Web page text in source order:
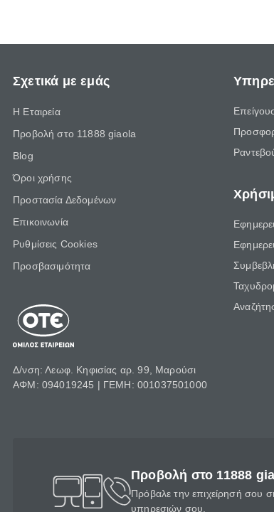
Σχετικά με εμάς
Η Εταιρεία
Προβολή στο 11888 giaola
Blog
Όροι χρήσης
Προστασία Δεδομένων
Επικοινωνία
Ρυθμίσεις Cookies
Προσβασιμότητα
Δ/νση: Λεωφ. Κηφισίας αρ. 99, Μαρούσι
ΑΦΜ: 094019245 | ΓΕΜΗ: 001037501000
Προβολή στο 11888
Πρόβαλε την επιχείρησή σου
υπηρεσιών σου.